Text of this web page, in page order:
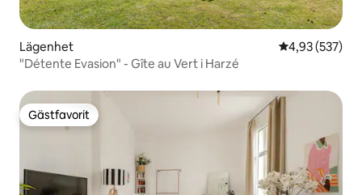
Lägenhet 4,93 av 5 i
4,93 (537)
"Détente Evasion" - Gîte au Vert i Harzé
Gästfavorit
Gästfavorit